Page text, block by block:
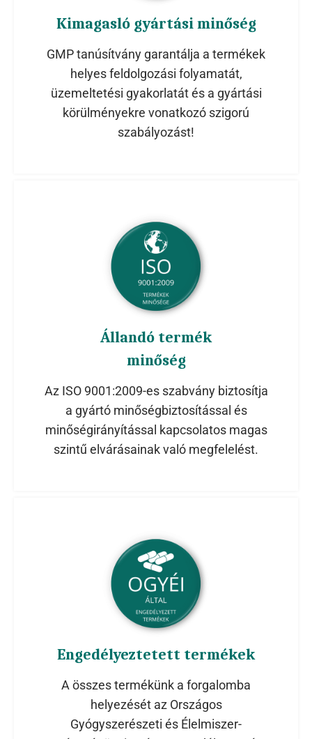
Kimagasló gyártási minőség
GMP tanúsítvány garantálja a termékek
helyes feldolgozási folyamatát,
üzemeltetési gyakorlatát és a gyártási
körülményekre vonatkozó szigorú
szabályozást!
Állandó termék
minőség
Az ISO 9001:2009-es szabvány biztosítja
a gyártó minőségbiztosítással és
minőségirányítással kapcsolatos magas
szintű elvárásainak való megfelelést.
Engedélyeztetett termékek
A összes termékünk a forgalomba
helyezését az Országos
Gyógyszerészeti és Élelmiszer-